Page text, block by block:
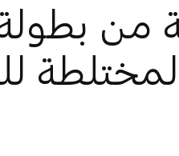
من بطولة